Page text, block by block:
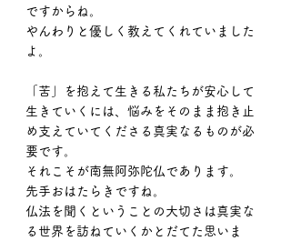
ですからね。
やんわりと優しく教えてくれていました
よ。
「苦」を抱えて生きる私たちが安心して
生きていくには、悩みをそのまま抱き止
め支えていてくださる真実なるものが必
要です。
それこそが南無阿弥陀仏であります。
先手おはたらきですね。
仏法を聞くということの大切さは真実な
る世界を訪ねていくかとだてた思いま